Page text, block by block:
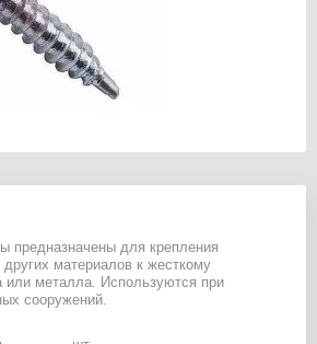
предназначены для крепления
материалов к жесткому
или металла. Используются при
сооружений.